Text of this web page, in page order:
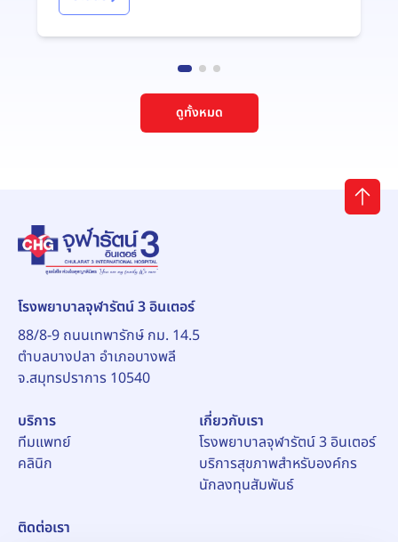
ดูทั้งหมด
โรงพยาบาลจุฬารัตน์ 3 อินเตอร์
88/8-9 ถนนเทพารักษ์ กม. 14.5
ตำบลบางปลา อำเภอบางพลี
จ.สมุทรปราการ 10540
บริการ
ทีมแพทย์
คลินิก
เกี่ยวกับเรา
โรงพยาบาลจุฬารัตน์ 3 อินเตอร์
บริการสุขภาพสำหรับองค์กร
นักลงทุนสัมพันธ์
ติดต่อเรา